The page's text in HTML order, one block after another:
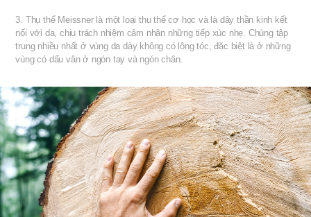
3. Thụ thể Meissner là một loại thụ thể cơ học và là dây thần kinh kết
nối với da, chịu trách nhiệm cảm nhận những tiếp xúc nhẹ. Chúng tập
trung nhiều nhất ở vùng da dày không có lông tóc, đặc biệt là ở những
vùng có dấu vân ở ngón tay và ngón chân.